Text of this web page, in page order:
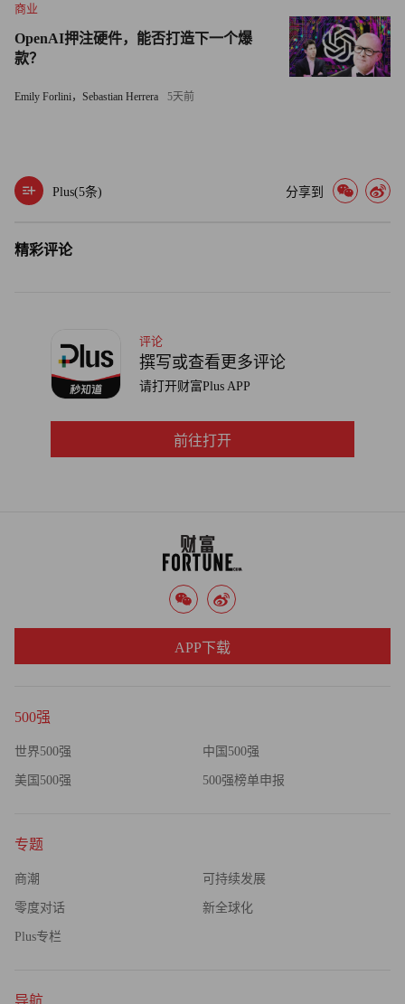
商业
OpenAI押注硬件，能否打造下一个爆
款？
Emily Forlini，Sebastian Herrera 5天前
Plus(5条) 分享到
精彩评论
评论
撰写或查看更多评论
请打开财富Plus APP
前往打开
500强
世界500强 中国500强
美国500强 500强榜单申报
专题
商潮 可持续发展
零度对话 新全球化
Plus专栏
APP下载